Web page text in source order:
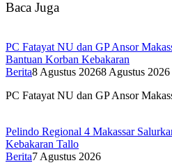
Baca Juga
PC Fatayat NU dan GP Ansor
Bantuan Korban Kebakaran
Berita8 Agustus 20268 Agustus 2026
PC Fatayat NU dan GP Ansor
Pelindo Regional 4 Makassar
Kebakaran Tallo
Berita7 Agustus 2026